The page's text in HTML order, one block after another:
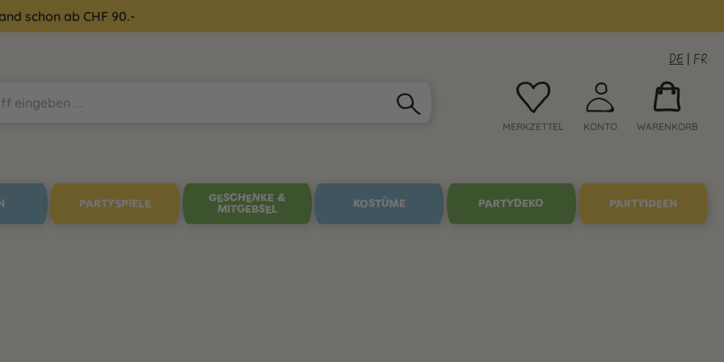
schon ab CHF 90.-
DE | FR
MERKZETTEL KONTO WARENKORB
PARTYSPIELE
GESCHENKE &
MITGEBSEL
KOSTÜME PARTYDEKO PARTYIDEEN